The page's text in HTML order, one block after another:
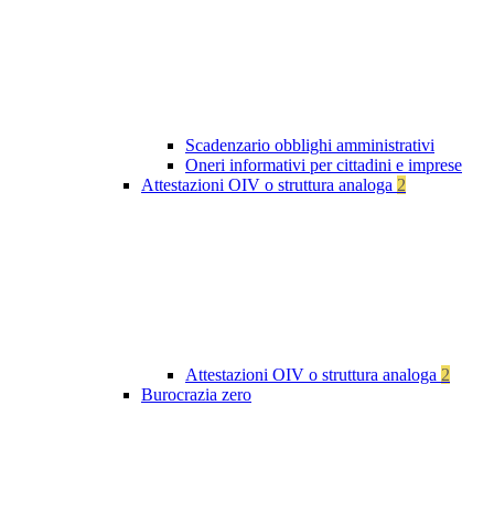
Scadenzario obblighi amministrativi
Oneri informativi per cittadini e imprese
Attestazioni OIV o struttura analoga 2
Attestazioni OIV o struttura analoga 2
Burocrazia zero